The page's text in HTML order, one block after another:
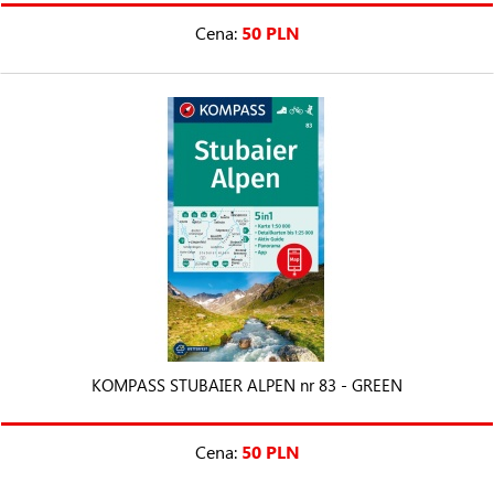
Cena: 50 PLN
KOMPASS STUBAIER ALPEN nr 83 - GREEN
Cena: 50 PLN